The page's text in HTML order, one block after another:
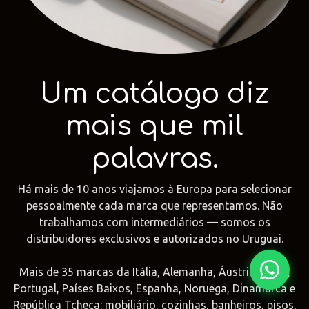
Um catálogo diz
mais que mil
palavras.
Há mais de 10 anos viajamos à Europa para selecionar
pessoalmente cada marca que representamos. Não
trabalhamos com intermediários — somos os
distribuidores exclusivos e autorizados no Uruguai.
Mais de 35 marcas da Itália, Alemanha, Áustria, Suíça,
Portugal, Países Baixos, Espanha, Noruega, Dinamarca e
República Tcheca: mobiliário, cozinhas, banheiros, pisos,
Fima Carlo
Frattini
Adriani e
Rossi
@adrianierossi
Rubio
Linie Design
@linie.uy
Pianca
@piancauy
Veneta